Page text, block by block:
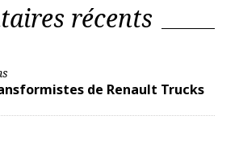
récents
de Renault Trucks